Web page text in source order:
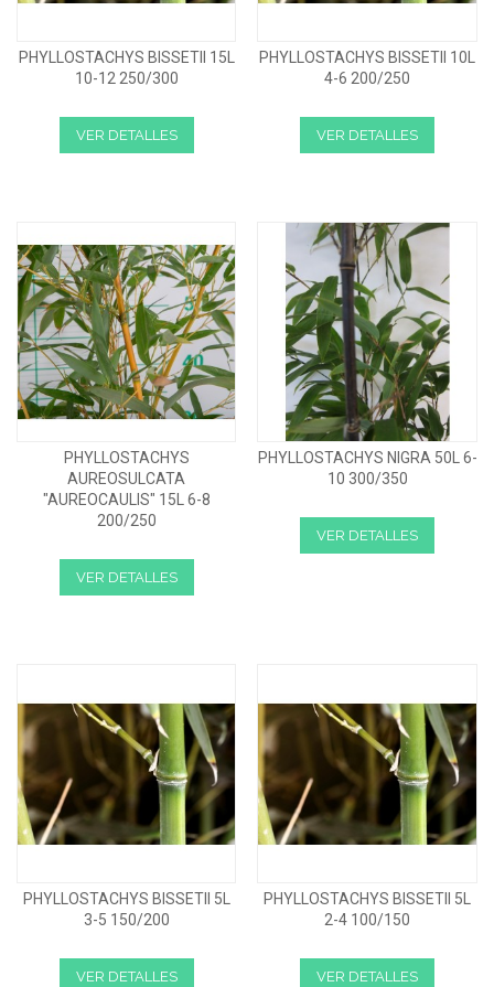
PHYLLOSTACHYS BISSETII 15L
10-12 250/300
VER DETALLES
PHYLLOSTACHYS BISSETII 10L
4-6 200/250
VER DETALLES
PHYLLOSTACHYS
AUREOSULCATA
"AUREOCAULIS" 15L 6-8
200/250
VER DETALLES
PHYLLOSTACHYS NIGRA 50L 6-
10 300/350
VER DETALLES
PHYLLOSTACHYS BISSETII 5L
3-5 150/200
VER DETALLES
PHYLLOSTACHYS BISSETII 5L
2-4 100/150
VER DETALLES